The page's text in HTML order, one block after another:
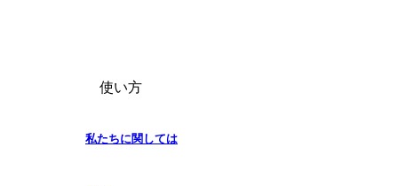
使い方
私たちに関しては